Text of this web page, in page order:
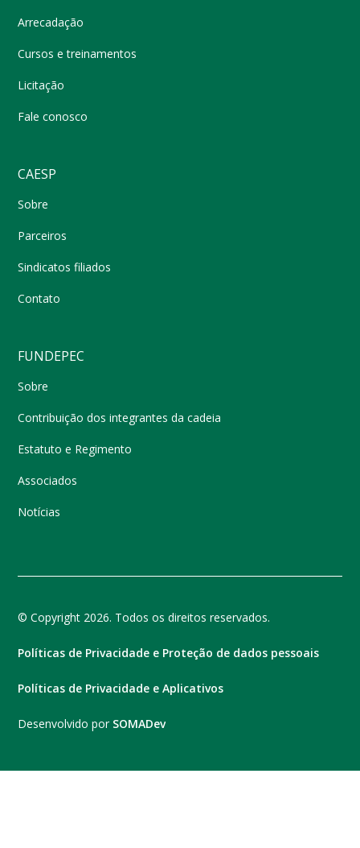
Arrecadação
Cursos e treinamentos
Licitação
Fale conosco
CAESP
Sobre
Parceiros
Sindicatos filiados
Contato
FUNDEPEC
Sobre
Contribuição dos integrantes da cadeia
Estatuto e Regimento
Associados
Notícias
© Copyright 2026. Todos os direitos reservados.
Políticas de Privacidade e Proteção de dados pessoais
Políticas de Privacidade e Aplicativos
Desenvolvido por SOMADev